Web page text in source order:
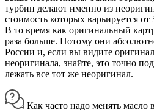
турбин делают именно из
стоимость которых варьируется
В то время как оригинальный
раза больше. Потому они
России и, если вы видите
неоригинала, знайте, это точно
лежать все тот же неоригинал.
Как часто надо менять масло